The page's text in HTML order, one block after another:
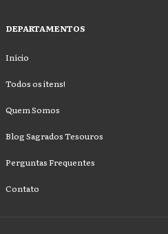
DEPARTAMENTOS
Início
Todos os itens!
Quem Somos
Blog Sagrados Tesouros
Perguntas Frequentes
Contato